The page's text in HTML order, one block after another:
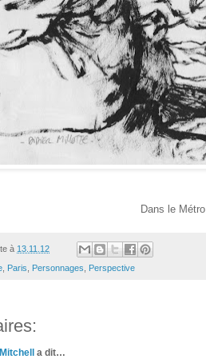
Dans le Métro
à 13.11.12
Paris Personnages Perspective
a dit…